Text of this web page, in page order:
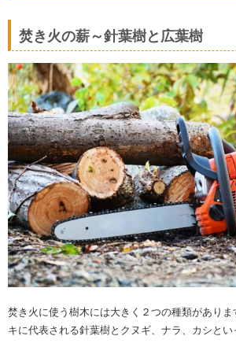
焚き火の薪～針葉樹と広葉樹
焚き火に使う樹木には大きく２つの種類がありま
キに代表される針葉樹とクヌギ、ナラ、カシとい